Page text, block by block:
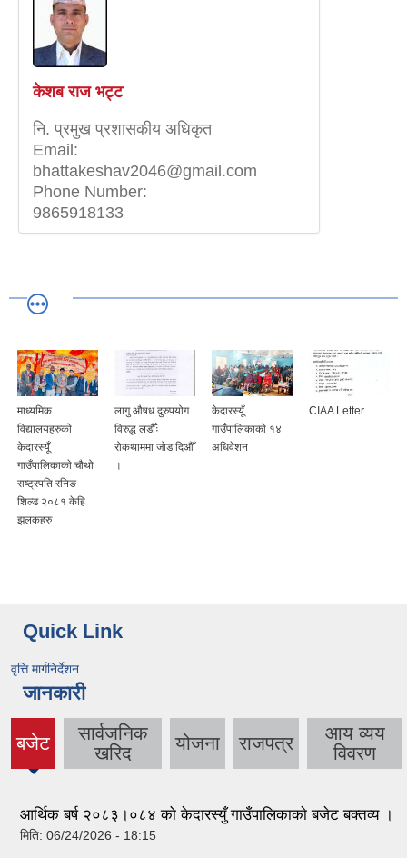
केशब राज भट्ट
नि‍. प्रमुख प्रशासकीय अधिकृत
Email:
bhattakeshav2046@gmail.com
Phone Number:
9865918133
माध्यमिक
विद्यालयहरुकाे
केदारस्यूँ
गाउँपालिकाकाे चौथो
राष्ट्रपति रनिङ
शिल्ड २०८१ केहि
झलकहरु
लागु औषध दुरुपयोग
विरुद्ध लडौँः
रोकथाममा जोड दिऔँ
।
केदारस्यूँ
गाउँपालिकाकाे १४
अधिवेशन
CIAA Letter
Quick Link
वृत्ति मार्गनिर्देशन
जानकारी
बजेट
(active
tab)
सार्वजनिक
खरिद
योजना राजपत्र
आय व्यय
विवरण
आर्थिक बर्ष २०८३।०८४ को केदारस्युँ गाउँपालिकाकाे बजेट बक्तव्य ।
मिति: 06/24/2026 - 18:15